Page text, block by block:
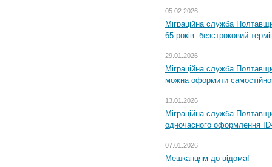
05.02.2026
Міграційна служба
65 років: безстроковий
29.01.2026
Міграційна служба
можна оформити самостійно
13.01.2026
Міграційна служба
одночасного оформлення
07.01.2026
Мешканцям до відома!